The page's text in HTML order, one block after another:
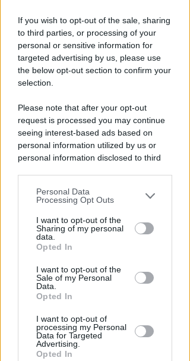
If you wish to opt-out of the sale, sharing
to third parties, or processing of your
personal or sensitive information for
targeted advertising by us, please use
the below opt-out section to confirm your
selection.
Please note that after your opt-out
request is processed you may continue
seeing interest-based ads based on
personal information utilized by us or
personal information disclosed to third
You may separately opt-out of the further
disclosure of your personal information
by third parties on the IAB’s list of
downstream participants.
by us to third parties on the IAB’s List of
Downstream Participants that may
further disclose it to other third parties.
Personal Data
Processing Opt Outs
I want to opt-out of the
Sharing of my personal
data.
Opted In
I want to opt-out of the
Sale of my Personal
Data.
Opted In
I want to opt-out of
processing my Personal
Data for Targeted
Advertising.
Opted In
diRedazione
Piano Arenile. Renzi (FdI):
maldestro tentativo di
Redazione